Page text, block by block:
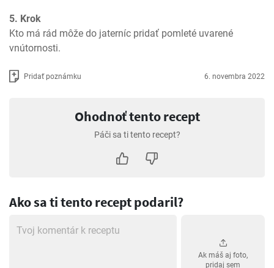
5. Krok
Kto má rád môže do jaterníc pridať pomleté uvarené
vnútornosti.
Pridať poznámku 6. novembra 2022
Ohodnoť tento recept
Páči sa ti tento recept?
Ako sa ti tento recept podaril?
Ak máš aj foto,
pridaj sem